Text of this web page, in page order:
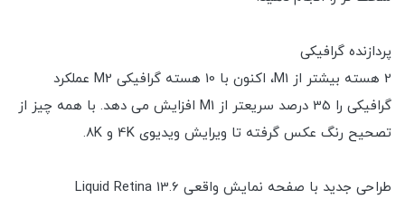
پردازنده گرافیکی
2 هسته بیشتر از M1، اکنون با 10 هسته گرافیکی M2 عملکرد
گرافیکی را 35 درصد سریعتر از M1 افزایش می دهد. با همه چیز از
تصحیح رنگ عکس گرفته تا ویرایش ویدیوی 4K و 8K.
طراحی جدید با صفحه نمایش واقعی 13.6 Liquid Retina